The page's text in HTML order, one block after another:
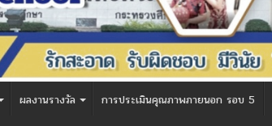
ผลงานรางวัล การประเมินคุณภาพภายนอก รอบ 5